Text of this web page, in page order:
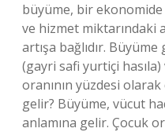
büyüme, bir
ve hizmet miktarındaki
artışa bağlıdır.
(gayri safi yurtiçi
oranının yüzdesi
gelir? Büyüme, vücut
anlamına gelir. Çocuk